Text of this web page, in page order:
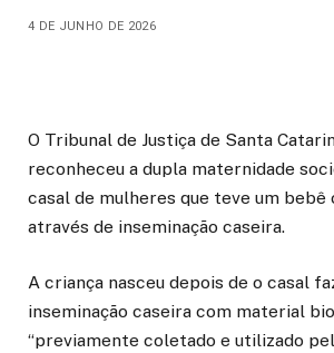
4 DE JUNHO DE 2026
O Tribunal de Justiça de Santa
reconheceu a dupla maternidade
casal de mulheres que teve um bebê
através de inseminação caseira.
A criança nasceu depois de o casal
inseminação caseira com material
“previamente coletado e utilizado